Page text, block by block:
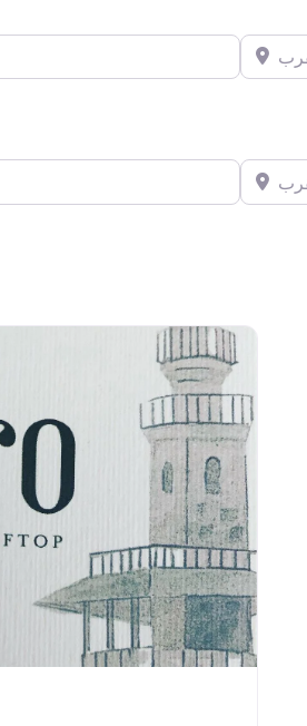
بقرب
بقرب